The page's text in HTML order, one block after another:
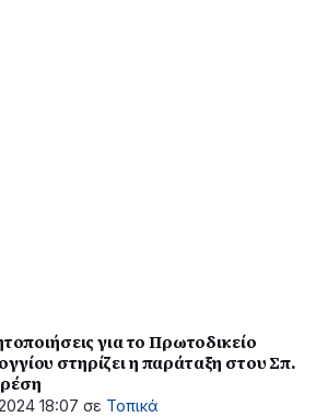
για το Πρωτοδικείο
στηρίζει η παράταξη στου Σπ.
18:07 σε Τοπικά